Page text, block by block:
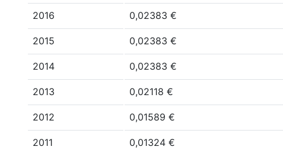
2016 0,02383 €
2015 0,02383 €
2014 0,02383 €
2013 0,02118 €
2012 0,01589 €
2011 0,01324 €